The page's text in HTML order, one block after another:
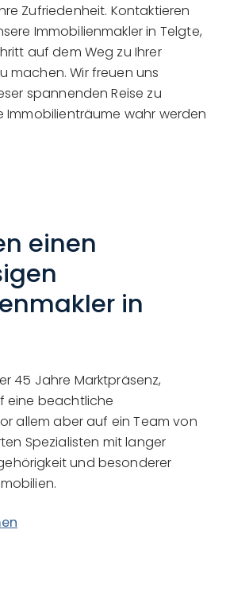
Zufriedenheit. Kontaktieren
Immobilienmakler in Telgte,
auf dem Weg zu Ihrer
machen. Wir freuen uns
spannenden Reise zu
Immobilienträume wahr werden
einen
in
45 Jahre Marktpräsenz,
eine beachtliche
allem aber auf ein Team von
Spezialisten mit langer
und besonderer